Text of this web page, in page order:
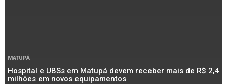
MATUPÁ
Hospital e UBSs em Matupá devem receber mais de R$ 2,4
milhões em novos equipamentos